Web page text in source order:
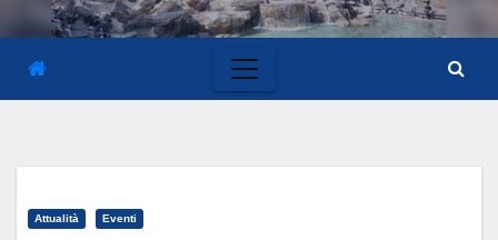
Attualità Eventi